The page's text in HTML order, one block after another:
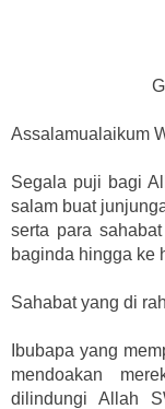
Assalamualaikum
Segala puji bagi
salam buat
serta para
baginda hingga ke
Sahabat yang di
Ibubapa yang
mendoakan
dilindungi Allah